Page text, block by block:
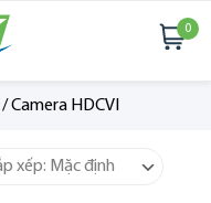
0
/Camera HDCVI